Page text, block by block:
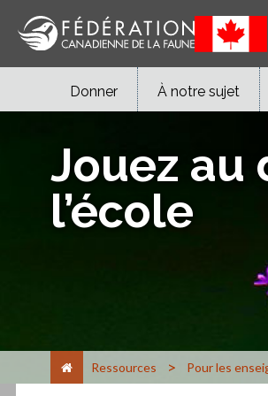
Donner À notre sujet
Jouez au
l’école
Ressources > Pour les